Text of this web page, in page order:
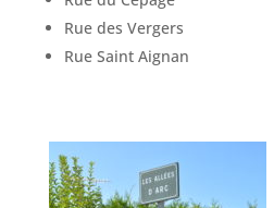
Rue des Vergers
Rue Saint Aignan